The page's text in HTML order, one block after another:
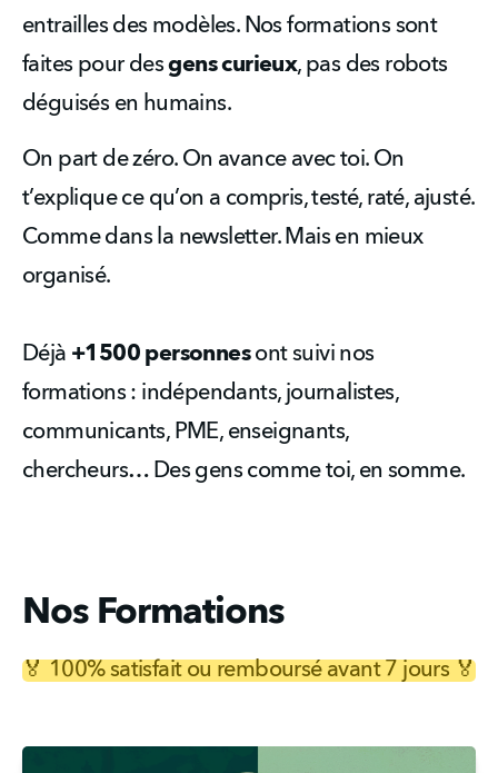
entrailles des modèles. Nos formations sont
faites pour des gens curieux, pas des robots
déguisés en humains.
On part de zéro. On avance avec toi. On
t’explique ce qu’on a compris, testé, raté, ajusté.
Comme dans la newsletter. Mais en mieux
organisé.
Déjà +1500 personnes ont suivi nos
formations : indépendants, journalistes,
communicants, PME, enseignants,
chercheurs… Des gens comme toi, en somme.
Nos Formations
🏅 100% satisfait ou remboursé avant 7 jours 🏅